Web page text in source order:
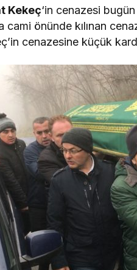
Kekeç‘in cenazesi
cami önünde kılınan
cenazesine küçük